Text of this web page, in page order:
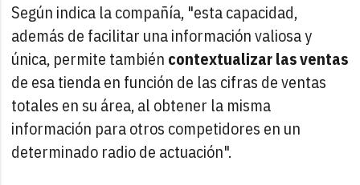
Según indica la compañía, "esta capacidad,
además de facilitar una información valiosa y
única, permite también contextualizar las ventas
de esa tienda en función de las cifras de ventas
totales en su área, al obtener la misma
información para otros competidores en un
determinado radio de actuación".